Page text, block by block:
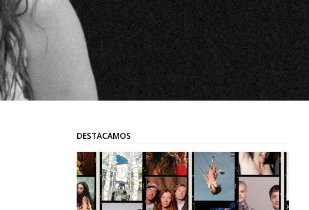
DESTACAMOS